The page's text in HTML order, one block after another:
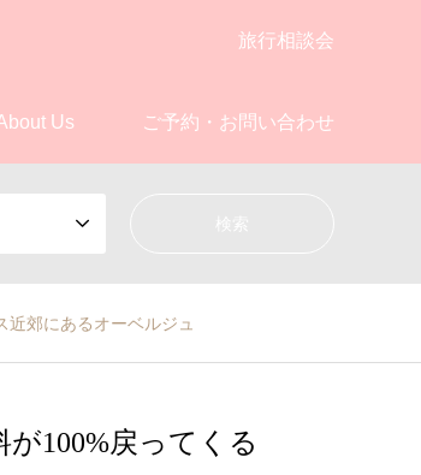
旅行相談会
Us ご予約・お問い合わせ
近郊にあるオーベルジュ
が100%戻ってくる